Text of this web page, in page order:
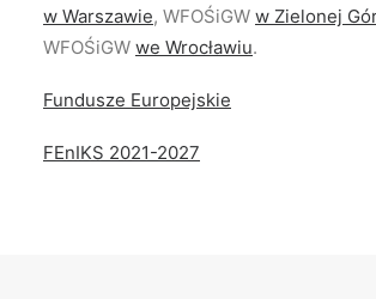
w Warszawie, WFOŚiGW w Zielonej
WFOŚiGW we Wrocławiu.
Fundusze Europejskie
FEnIKS 2021-2027